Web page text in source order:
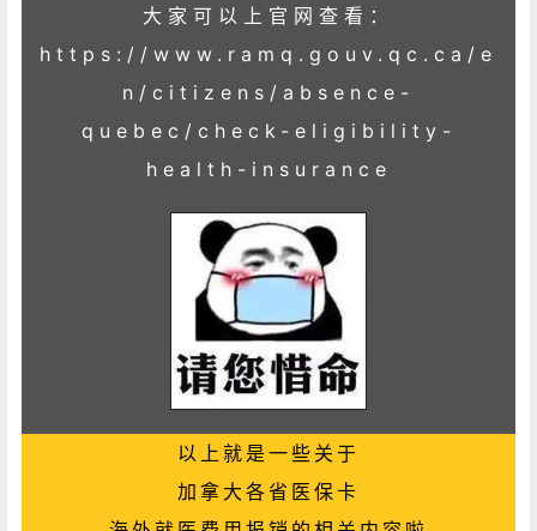
大家可以上官网查看：
https://www.ramq.gouv.qc.ca/e
n/citizens/absence-
quebec/check-eligibility-
health-insurance
以上就是一些关于
加拿大各省医保卡